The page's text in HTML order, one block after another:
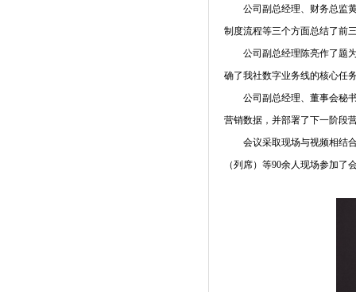
公司副总经理、财务总监
制度流程等三个方面总结了前
公司副总经理陈亮作了题
确了我社数字业务线的核心任
公司副总经理、董事会秘
营销数据，并部署了下一阶段
会议采取现场与视频相结
（列席）等90余人现场参加了